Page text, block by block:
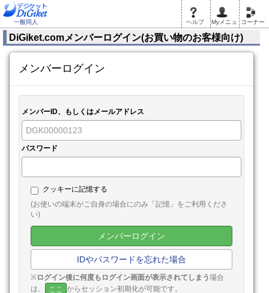
一般同人 ヘルプ Myメニュ コーナー
DiGiket.comメンバーログイン(お買い物のお客様向け)
メンバーログイン
メンバーID、もしくはメールアドレス
パスワード
クッキーに記憶する
(お使いの端末がご自身の場合にのみ「記憶」をご利用くださ
い)
メンバーログイン
IDやパスワードを忘れた場合
※ログイン後に何度もログイン画面が表示されてしまう場合
は、
ここ からセッション初期化が可能です。